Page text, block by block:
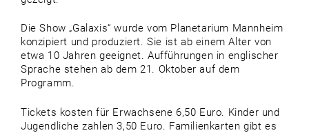
Die Show „Galaxis“ wurde vom Planetarium Mannheim
konzipiert und produziert. Sie ist ab einem Alter von
etwa 10 Jahren geeignet. Aufführungen in englischer
Sprache stehen ab dem 21. Oktober auf dem
Programm.
Tickets kosten für Erwachsene 6,50 Euro. Kinder und
Jugendliche zahlen 3,50 Euro. Familienkarten gibt es